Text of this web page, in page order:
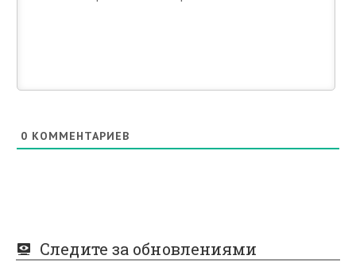
0 КОММЕНТАРИЕВ
Следите за обновлениями